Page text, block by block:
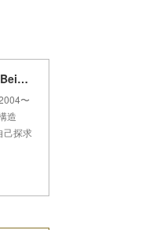
堀口ひとみ｜Art of Being Lab
〜
造
己探求